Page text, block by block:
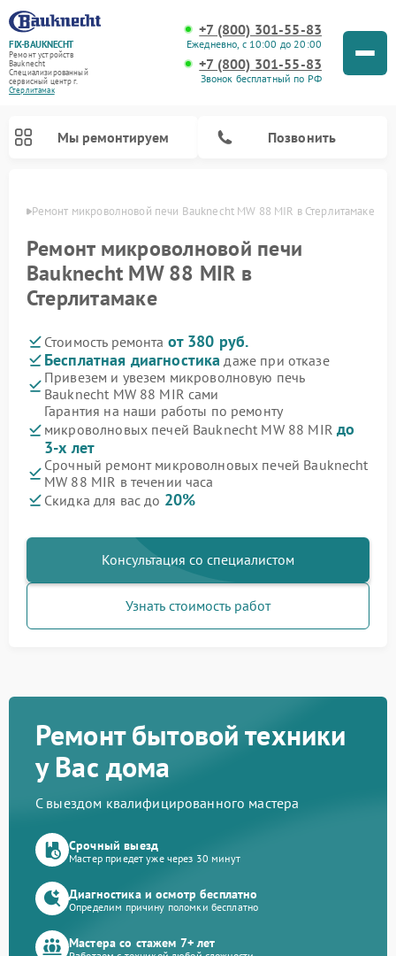
FIX-BAUKNECHT
Ремонт устройств
Bauknecht
Специализированный
cервисный центр г.
Стерлитамак
+7 (800) 301-55-83
Ежедневно, с 10:00 до 20:00
+7 (800) 301-55-83
Звонок бесплатный по РФ
Мы ремонтируем Позвонить
Ремонт микроволновой печи Bauknecht MW 88 MIR в Стерлитамаке
Ремонт микроволновой печи
Bauknecht MW 88 MIR в
Стерлитамаке
Стоимость ремонта от 380 руб.
Бесплатная диагностика даже при отказе
Привезем и увезем микроволновую печь
Bauknecht MW 88 MIR сами
Гарантия на наши работы по ремонту
микроволновых печей Bauknecht MW 88 MIR до
3-х лет
Срочный ремонт микроволновых печей Bauknecht
MW 88 MIR в течении часа
Скидка для вас до 20%
Консультация со специалистом
Узнать стоимость работ
Ремонт бытовой техники
у Вас дома
С выездом квалифицированного мастера
Срочный выезд
Мастер приедет уже через 30 минут
Диагностика и осмотр бесплатно
Определим причину поломки бесплатно
Мастера со стажем 7+ лет